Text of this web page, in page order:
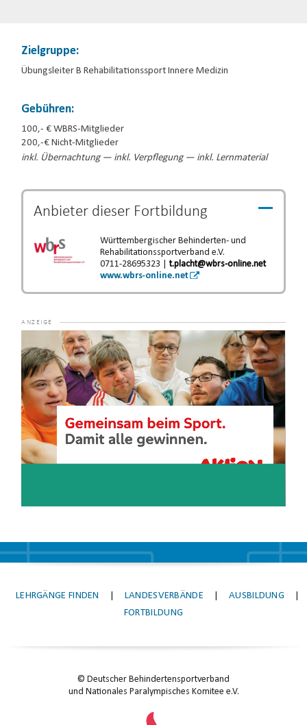
Zielgruppe:
Übungsleiter B Rehabilitationssport Innere Medizin
Gebühren:
100,- € WBRS-Mitglieder
200,-€ Nicht-Mitglieder
inkl. Übernachtung — inkl. Verpflegung — inkl. Lernmaterial
Anbieter dieser Fortbildung
Württembergischer Behinderten- und
Rehabilitationssportverband e.V.
0711-28695323 |t.placht@wbrs-online.net
www.wbrs-online.net
Player
LEHRGÄNGE FINDEN LANDESVERBÄNDE AUSBILDUNG
FORTBILDUNG
© Deutscher Behindertensportverband
und Nationales Paralympisches Komitee e.V.